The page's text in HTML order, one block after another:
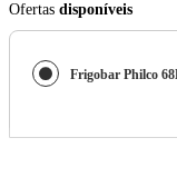
Ofertas disponíveis